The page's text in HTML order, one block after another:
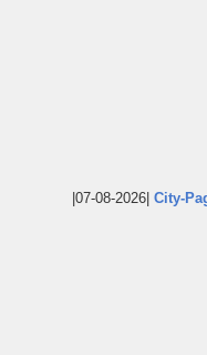
|07-08-2026| City-